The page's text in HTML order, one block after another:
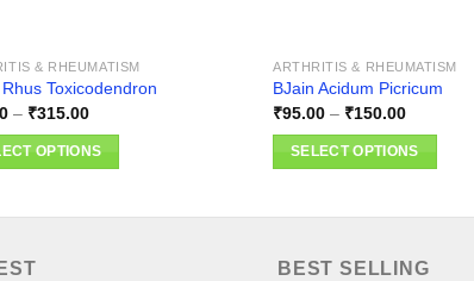
& RHEUMATISM
Toxicodendron
– ₹315.00Price
₹95.00
through
OPTIONS
ARTHRITIS & RHEUMATISM
BJain Acidum Picricum
₹95.00 – ₹150.00Price
₹95.00
through
SELECT OPTIONS
multiple
BEST SELLING